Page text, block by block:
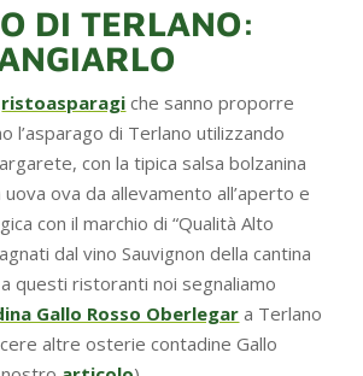
DI TERLANO:
ristoasparagi che sanno proporre
l’asparago di Terlano utilizzando
con la tipica salsa bolzanina
ova da allevamento all’aperto e
con il marchio di “Qualità Alto
dal vino Sauvignon della cantina
questi ristoranti noi segnaliamo
Gallo Rosso Oberlegar a Terlano
altre osterie contadine Gallo